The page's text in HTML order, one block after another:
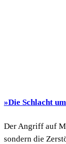
»Die Schlacht
Der Angriff auf
sondern die